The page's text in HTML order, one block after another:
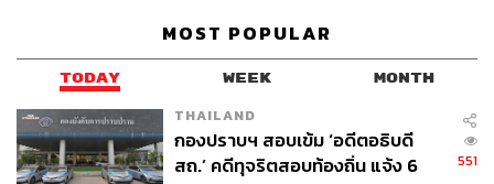
MOST POPULAR
TODAY WEEK MONTH
THAILAND
กองปราบฯ สอบเข้ม ‘อดีตอธิบดี
สถ.’ คดีทุจริตสอบท้องถิ่น แจ้ง 6
551